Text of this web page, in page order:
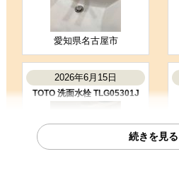
愛知県名古屋市
2026年6月15日
TOTO 洗面水栓 TLG05301J